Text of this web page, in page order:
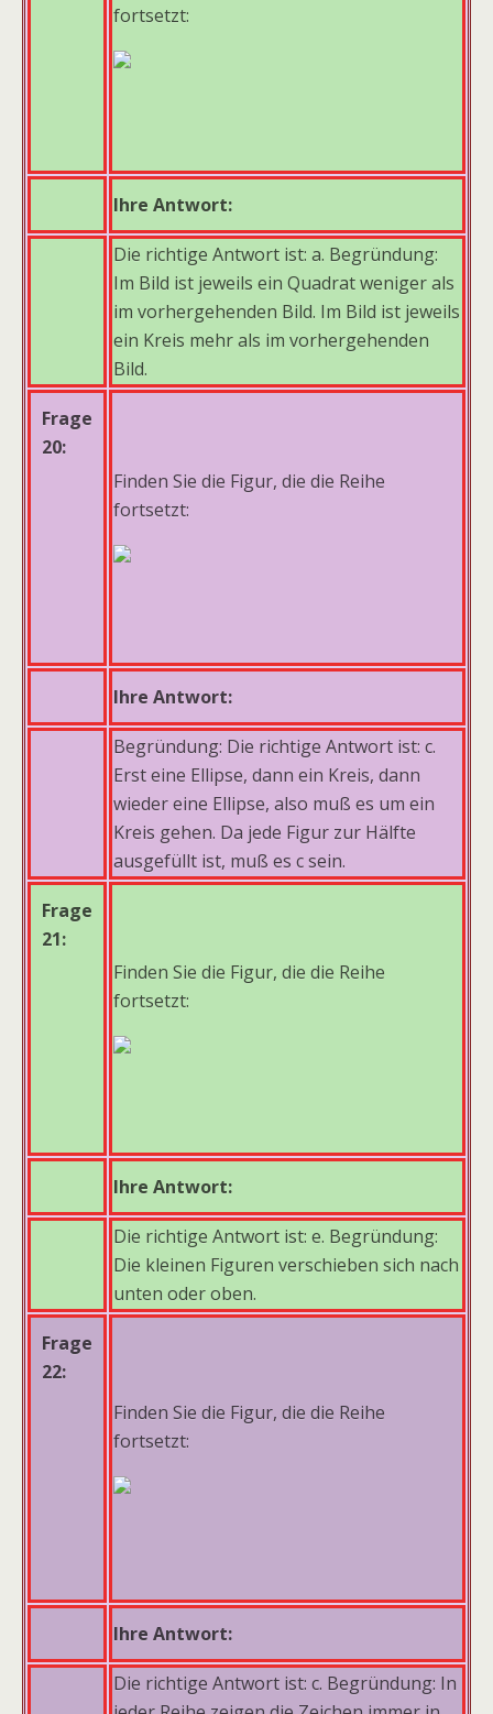
fortsetzt:
Ihre Antwort:
Die richtige Antwort ist: a. Begründung:
Im Bild ist jeweils ein Quadrat weniger als
im vorhergehenden Bild. Im Bild ist jeweils
ein Kreis mehr als im vorhergehenden
Bild.
Frage
20:
Finden Sie die Figur, die die Reihe
fortsetzt:
Ihre Antwort:
Begründung: Die richtige Antwort ist: c.
Erst eine Ellipse, dann ein Kreis, dann
wieder eine Ellipse, also muß es um ein
Kreis gehen. Da jede Figur zur Hälfte
ausgefüllt ist, muß es c sein.
Frage
21:
Finden Sie die Figur, die die Reihe
fortsetzt:
Ihre Antwort:
Die richtige Antwort ist: e. Begründung:
Die kleinen Figuren verschieben sich nach
unten oder oben.
Frage
22:
Finden Sie die Figur, die die Reihe
fortsetzt:
Ihre Antwort:
Die richtige Antwort ist: c. Begründung: In